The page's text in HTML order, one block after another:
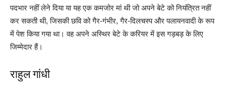
पदभार नहीं लेने दिया या यह एक कमजोर मां थी जो अपने बेटे को नियंत्रित नहीं
कर सकती थी, जिसकी छवि को गैर-गंभीर, गैर-दिलचस्प और पलायनवादी के रूप
में पेश किया गया था। वह अपने अस्थिर बेटे के करियर में इस गड़बड़ के लिए
जिम्मेदार हैं।
राहुल गांधी